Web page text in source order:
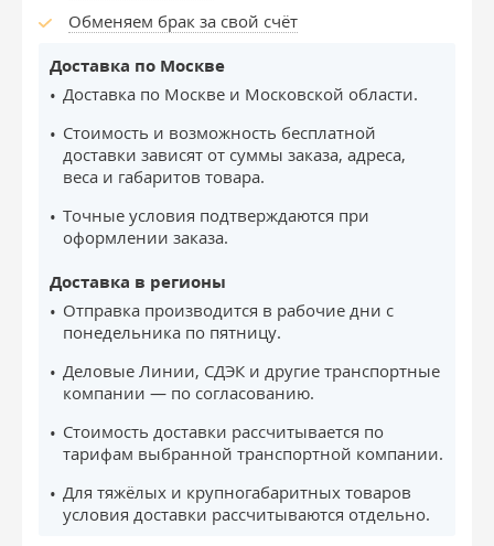
Обменяем брак за свой счёт
Доставка по Москве
Доставка по Москве и Московской области.
Стоимость и возможность бесплатной
доставки зависят от суммы заказа, адреса,
веса и габаритов товара.
Точные условия подтверждаются при
оформлении заказа.
Доставка в регионы
Отправка производится в рабочие дни с
понедельника по пятницу.
Деловые Линии, СДЭК и другие транспортные
компании — по согласованию.
Стоимость доставки рассчитывается по
тарифам выбранной транспортной компании.
Для тяжёлых и крупногабаритных товаров
условия доставки рассчитываются отдельно.